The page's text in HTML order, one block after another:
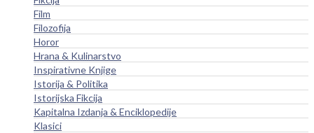
Film
Filozofija
Horor
Hrana & Kulinarstvo
Inspirativne Knjige
Istorija & Politika
Istorijska Fikcija
Kapitalna Izdanja & Enciklopedije
Klasici